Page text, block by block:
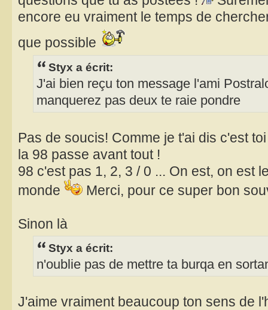
encore eu vraiment le temps de
que possible
Styx a écrit:
J'ai bien reçu ton message l'ami
manquerez pas deux te raie pondre
Pas de soucis! Comme je t'ai dis c'est
la 98 passe avant tout !
98 c'est pas 1, 2, 3 / 0 ... On est, on est
monde
Merci, pour ce super bon
Sinon là
Styx a écrit:
n'oublie pas de mettre ta burqa en
J'aime vraiment beaucoup ton sens de